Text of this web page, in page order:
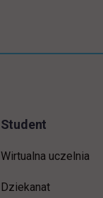
Student
Wirtualna uczelnia
Dziekanat